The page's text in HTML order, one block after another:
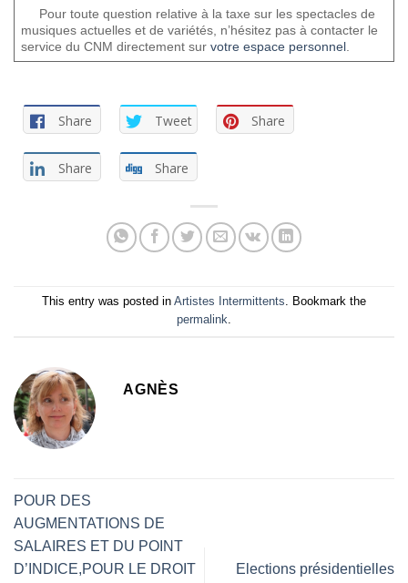
­ ­ ­ ­ ­ Pour toute question relative à la taxe sur les spectacles de
musiques actuelles et de variétés, n’hésitez pas à contacter le
service du CNM directement survotre espace personnel
Share Tweet Share
Share Share
This entry was posted in Artistes Intermittents. Bookmark the
permalink.
AGNÈS
POUR DES
AUGMENTATIONS DE
SALAIRES ET DU POINT
D’INDICE,POUR LE DROIT
Elections présidentielles